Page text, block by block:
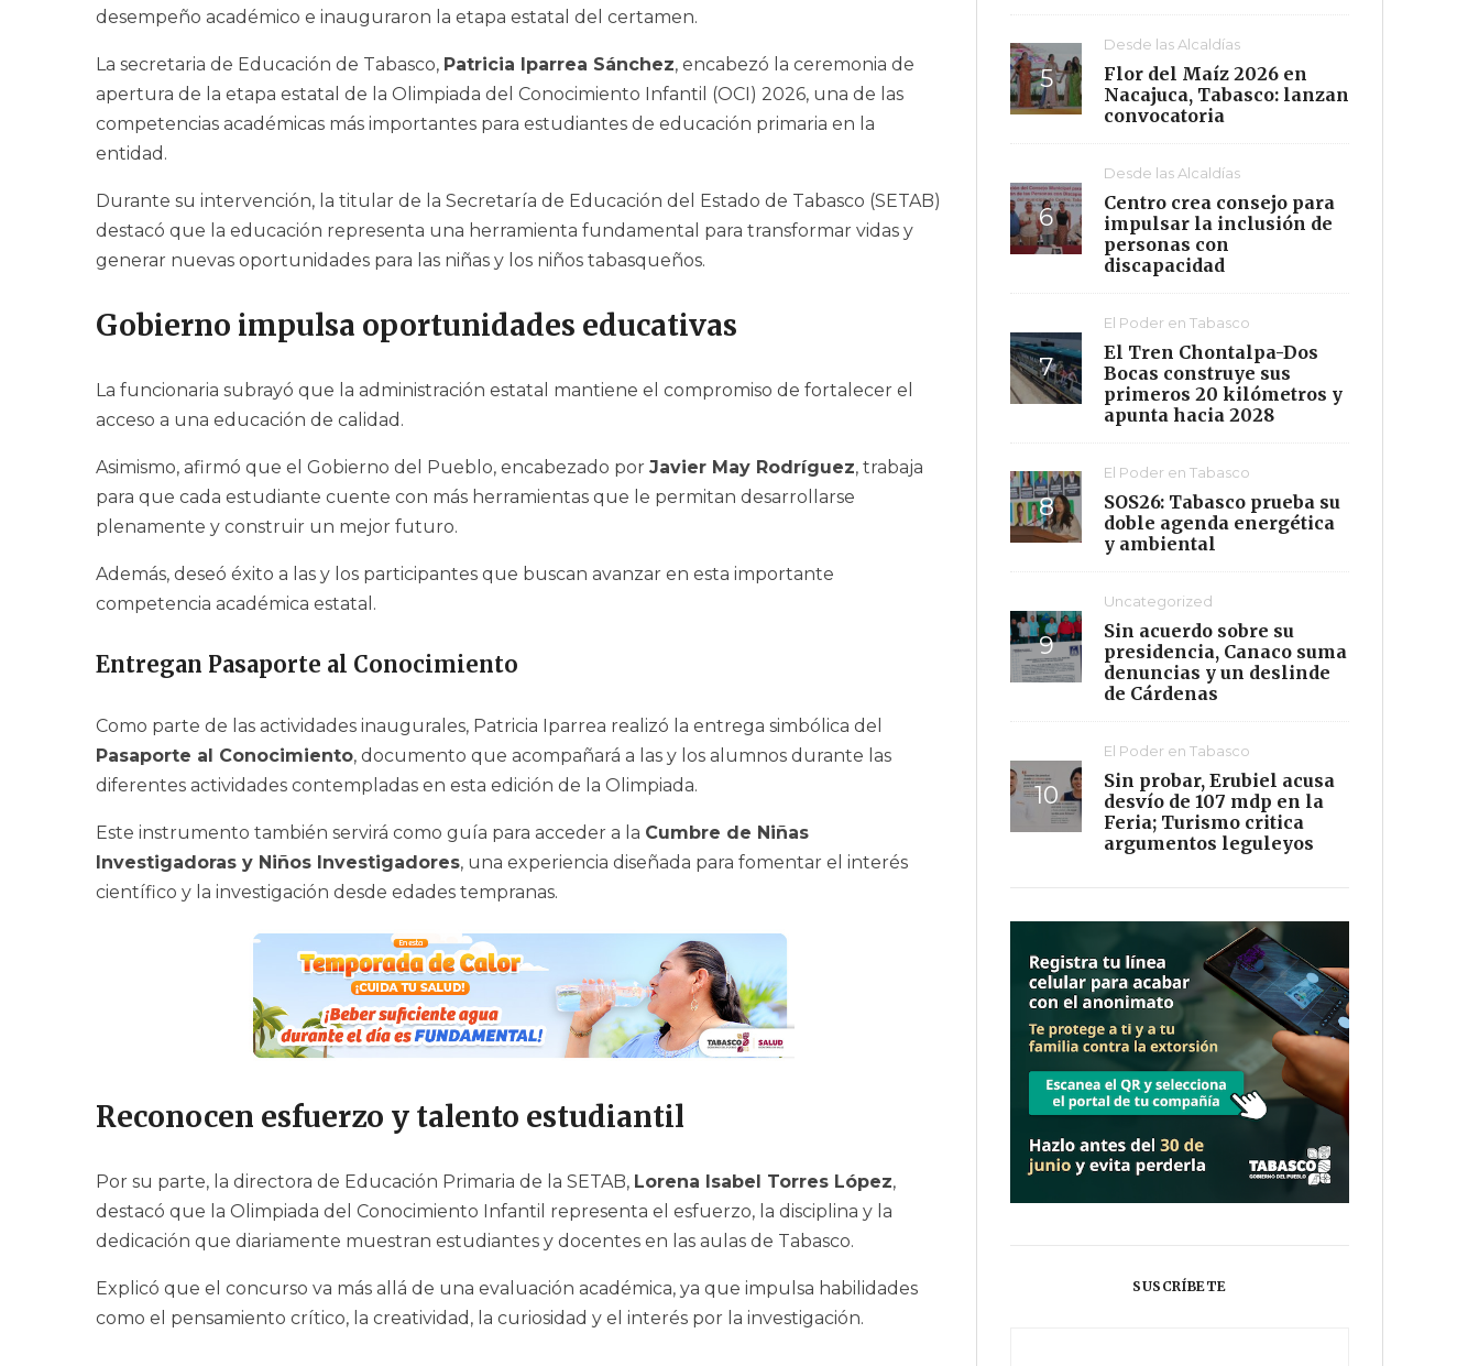
desempeño académico e inauguraron la etapa estatal del certamen.
La secretaria de Educación de Tabasco, Patricia Iparrea Sánchez, encabezó la ceremonia de
apertura de la etapa estatal de la Olimpiada del Conocimiento Infantil (OCI) 2026, una de las
competencias académicas más importantes para estudiantes de educación primaria en la
entidad.
Durante su intervención, la titular de la Secretaría de Educación del Estado de Tabasco (SETAB)
destacó que la educación representa una herramienta fundamental para transformar vidas y
generar nuevas oportunidades para las niñas y los niños tabasqueños.
Gobierno impulsa oportunidades educativas
La funcionaria subrayó que la administración estatal mantiene el compromiso de fortalecer el
acceso a una educación de calidad.
Asimismo, afirmó que el Gobierno del Pueblo, encabezado por Javier May Rodríguez, trabaja
para que cada estudiante cuente con más herramientas que le permitan desarrollarse
plenamente y construir un mejor futuro.
Además, deseó éxito a las y los participantes que buscan avanzar en esta importante
competencia académica estatal.
Entregan Pasaporte al Conocimiento
Como parte de las actividades inaugurales, Patricia Iparrea realizó la entrega simbólica del
Pasaporte al Conocimiento, documento que acompañará a las y los alumnos durante las
diferentes actividades contempladas en esta edición de la Olimpiada.
Este instrumento también servirá como guía para acceder a la Cumbre de Niñas
Investigadoras y Niños Investigadores, una experiencia diseñada para fomentar el interés
científico y la investigación desde edades tempranas.
Reconocen esfuerzo y talento estudiantil
Por su parte, la directora de Educación Primaria de la SETAB, Lorena Isabel Torres López,
destacó que la Olimpiada del Conocimiento Infantil representa el esfuerzo, la disciplina y la
dedicación que diariamente muestran estudiantes y docentes en las aulas de Tabasco.
Explicó que el concurso va más allá de una evaluación académica, ya que impulsa habilidades
como el pensamiento crítico, la creatividad, la curiosidad y el interés por la investigación.
Desde las Alcaldías
Flor del Maíz 2026 en
Nacajuca, Tabasco: lanzan
convocatoria
Desde las Alcaldías
Centro crea consejo para
impulsar la inclusión de
personas con
discapacidad
El Poder en Tabasco
El Tren Chontalpa-Dos
Bocas construye sus
primeros 20 kilómetros y
apunta hacia 2028
El Poder en Tabasco
SOS26: Tabasco prueba su
doble agenda energética
y ambiental
Uncategorized
Sin acuerdo sobre su
presidencia, Canaco suma
denuncias y un deslinde
de Cárdenas
El Poder en Tabasco
Sin probar, Erubiel acusa
desvío de 107 mdp en la
Feria; Turismo critica
argumentos leguleyos
SUSCRÍBETE